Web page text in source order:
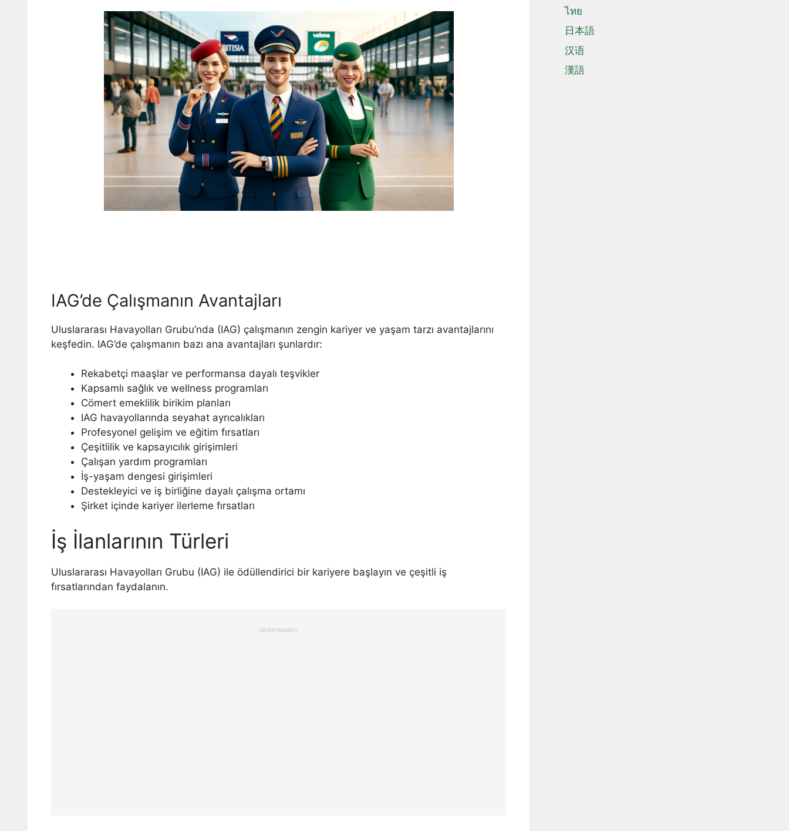
IAG’de Çalışmanın Avantajları
Uluslararası Havayolları Grubu’nda (IAG) çalışmanın zengin kariyer ve yaşam tarzı avantajlarını
keşfedin. IAG’de çalışmanın bazı ana avantajları şunlardır:
Rekabetçi maaşlar ve performansa dayalı teşvikler
Kapsamlı sağlık ve wellness programları
Cömert emeklilik birikim planları
IAG havayollarında seyahat ayrıcalıkları
Profesyonel gelişim ve eğitim fırsatları
Çeşitlilik ve kapsayıcılık girişimleri
Çalışan yardım programları
İş-yaşam dengesi girişimleri
Destekleyici ve iş birliğine dayalı çalışma ortamı
Şirket içinde kariyer ilerleme fırsatları
İş İlanlarının Türleri
Uluslararası Havayolları Grubu (IAG) ile ödüllendirici bir kariyere başlayın ve çeşitli iş
fırsatlarından faydalanın.
ADVERTISEMENT
ไทย
日本語
汉语
漢語